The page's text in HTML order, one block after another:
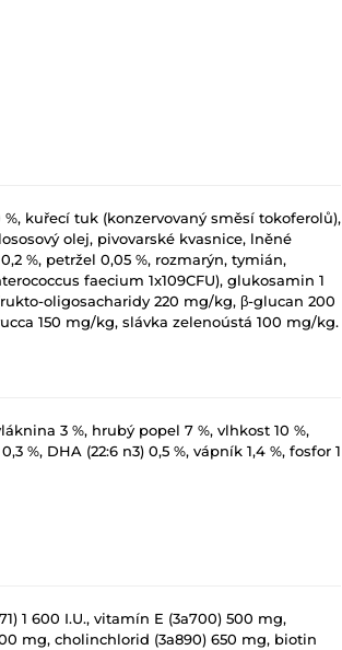
kuřecí tuk (konzervovaný směsí tokoferolů),
olej, pivovarské kvasnice, lněné
%, petržel 0,05 %, rozmarýn, tymián,
faecium 1x109CFU), glukosamin 1
oligosacharidy 220 mg/kg, β-glucan 200
150 mg/kg, slávka zelenoústá 100 mg/kg.
3 %, hrubý popel 7 %, vlhkost 10 %,
%, DHA (22:6 n3) 0,5 %, vápník 1,4 %, fosfor 1
1 600 I.U., vitamín E (3a700) 500 mg,
mg, cholinchlorid (3a890) 650 mg, biotin